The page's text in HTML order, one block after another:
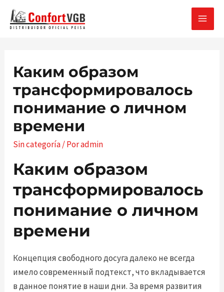
MAIN
Каким образом
трансформировалось
понимание о личном
времени
Sin categoría/ Poradmin
Каким образом
трансформировалось
понимание о личном
времени
Концепция свободного досуга далеко не всегда
имело современный подтекст, что вкладывается
в данное понятие в наши дни. За время развития